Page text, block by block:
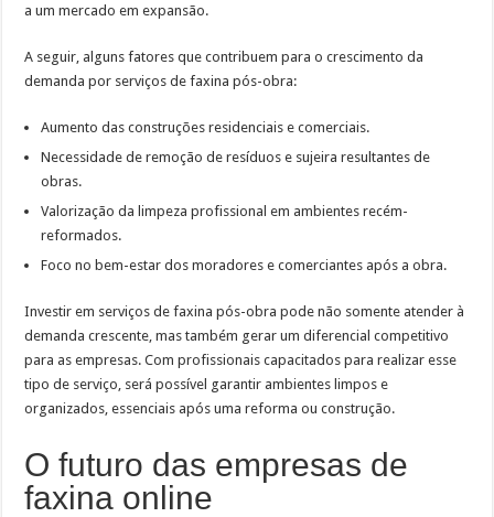
a um mercado em expansão.
A seguir, alguns fatores que contribuem para o crescimento da
demanda por serviços de faxina pós-obra:
Aumento das construções residenciais e comerciais.
Necessidade de remoção de resíduos e sujeira resultantes de
obras.
Valorização da limpeza profissional em ambientes recém-
reformados.
Foco no bem-estar dos moradores e comerciantes após a obra.
Investir em serviços de faxina pós-obra pode não somente atender à
demanda crescente, mas também gerar um diferencial competitivo
para as empresas. Com profissionais capacitados para realizar esse
tipo de serviço, será possível garantir ambientes limpos e
organizados, essenciais após uma reforma ou construção.
O futuro das empresas de
faxina online